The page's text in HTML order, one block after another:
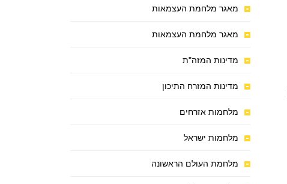
מאגר מלחמת העצמאות
מאגר מלחמת העצמאות
מדינות המזה"ת
מדינות המזרח התיכון
מלחמות אזרחים
מלחמות ישראל
מלחמת העולם הראשונה